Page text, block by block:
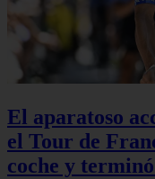
El aparatoso
el Tour de
coche y